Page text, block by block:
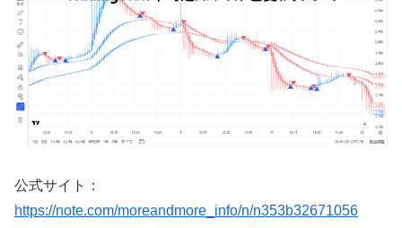
公式サイト：
https://note.com/moreandmore_info/n/n353b32671056